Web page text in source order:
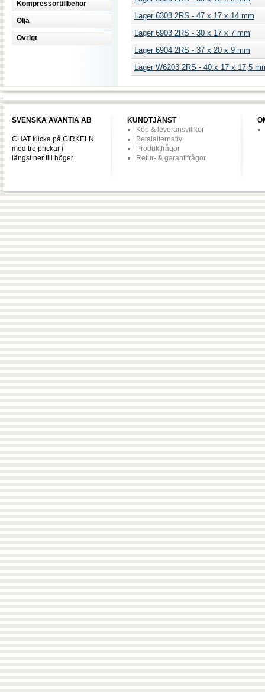
Kompressortillbehör
Olja
Övrigt
Lager 6303 2RS - 47 x 17 x 14 mm
Lager 6903 2RS - 30 x 17 x 7 mm
Lager 6904 2RS - 37 x 20 x 9 mm
Lager W6203 2RS - 40 x 17 x 17,5
SVENSKA AVANTIA AB
CHAT klicka på CIRKELN
med tre prickar i
längst ner till höger.
KUNDTJÄNST
Köp & leveransvillkor
Betalalternativ
Produktfrågor
Retur- & garantifrågor